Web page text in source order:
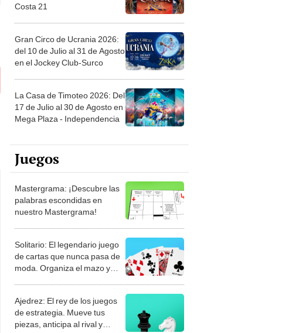
Costa 21
Gran Circo de Ucrania 2026:
del 10 de Julio al 31 de Agosto
en el Jockey Club-Surco
La Casa de Timoteo 2026: Del
17 de Julio al 30 de Agosto en
Mega Plaza - Independencia
Juegos
Mastergrama: ¡Descubre las
palabras escondidas en
nuestro Mastergrama!
Solitario: El legendario juego
de cartas que nunca pasa de
moda. Organiza el mazo y
Ajedrez: El rey de los juegos
de estrategia. Mueve tus
piezas, anticipa al rival y